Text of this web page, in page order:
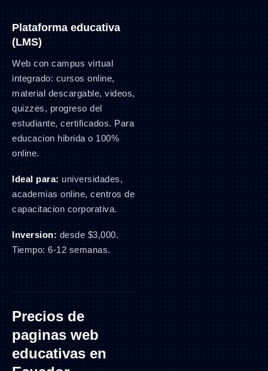
Plataforma educativa
(LMS)
Web con campus virtual
integrado: cursos online,
material descargable, videos,
quizzes, progreso del
estudiante, certificados. Para
educacion hibrida o 100%
online.
Ideal para: universidades,
academias online, centros de
capacitacion corporativa.
Inversion: desde $3,000.
Tiempo: 6-12 semanas.
Precios de
paginas web
educativas en